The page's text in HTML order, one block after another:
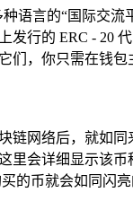
语言的“国际交
发行的 ERC - 20
们，你只需在钱
链网络后，就如
里会详细显示该
的币就会如同闪